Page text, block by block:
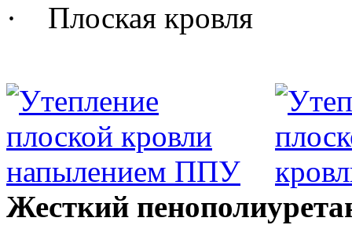
· Плоская кровля
Жесткий